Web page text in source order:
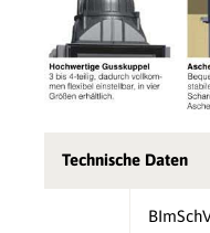
Technische Daten